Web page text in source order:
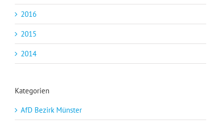
2016
2015
2014
Kategorien
AfD Bezirk Münster